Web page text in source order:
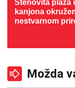
Stenovita plaža
kanjona
nestvarnom
Možda